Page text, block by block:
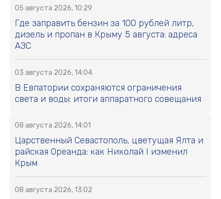
05 августа 2026, 10:29
Где заправить бензин за 100 рублей литр,
дизель и пропан в Крыму 5 августа: адреса
АЗС
03 августа 2026, 14:04
В Евпатории сохраняются ограничения
света и воды: итоги аппаратного совещания
08 августа 2026, 14:01
Царственный Севастополь, цветущая Ялта и
райская Ореанда: как Николай I изменил
Крым
08 августа 2026, 13:02